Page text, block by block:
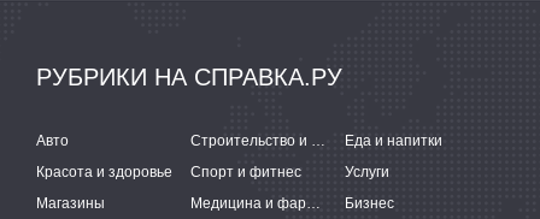
РУБРИКИ НА СПРАВКА.РУ
Авто Строительство и ремонт
Еда и напитки
Красота и здоровье
Спорт и фитнес
Услуги
Магазины
Медицина и фармацевтика Бизнес